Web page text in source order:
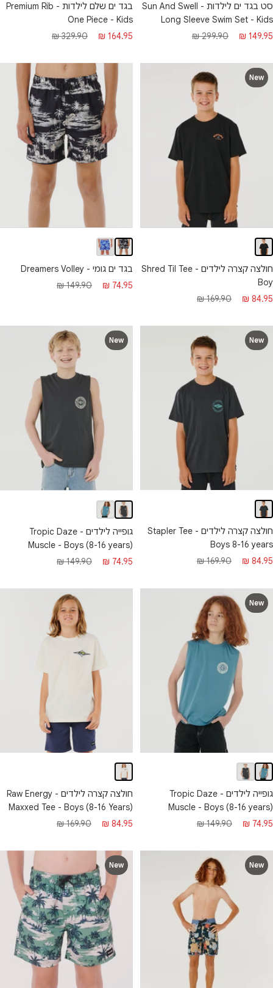
סט בגד ים לילדות - Sun And Swell
Long Sleeve Swim Set - Kids
מחיר
149.95 ₪
מחיר
299.90 ₪
בגד ים שלם לילדות - Premium Rib
One Piece - Kids
מחיר
164.95 ₪
מחיר
329.90 ₪
New
חולצה קצרה לילדים - Shred Til Tee
Boy
מחיר
84.95 ₪
מחיר
169.90 ₪
בגד ים גומי - Dreamers Volley
מחיר
74.95 ₪
מחיר
149.90 ₪
New
חולצה קצרה לילדים - Stapler Tee
Boys 8-16 years
מחיר
84.95 ₪
מחיר
169.90 ₪
New
גופייה לילדים - Tropic Daze
Muscle - Boys (8-16 years)
מחיר
74.95 ₪
מחיר
149.90 ₪
New
גופייה לילדים - Tropic Daze
Muscle - Boys (8-16 years)
מחיר
74.95 ₪
מחיר
149.90 ₪
חולצה קצרה לילדים - Raw Energy
Maxxed Tee - Boys (8-16 Years)
מחיר
84.95 ₪
מחיר
169.90 ₪
New
New